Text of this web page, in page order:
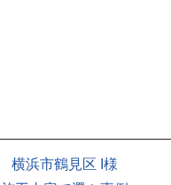
横浜市鶴見区 I様